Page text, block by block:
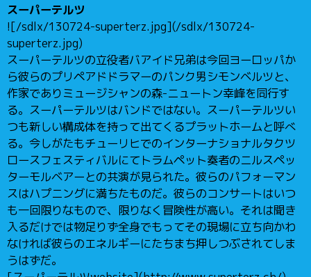
スーパーテルツ
![/sdlx/130724-superterz.jpg](/sdlx/130724-
superterz.jpg)
スーパーテルツの立役者バアイド兄弟は今回ヨーロッパか
ら彼らのプリペアドドラマーのパンク男シモンベルツと、
作家でありミュージシャンの森-ニュートン幸峰を同行す
る。スーパーテルツはバンドではない。スーパーテルツい
つも新しい構成体を持って出てくるプラットホームと呼べ
る。今しがたもチューリヒでのインターナショナルタクツ
ロースフェスティバルにてトラムペット奏者のニルスペッ
ターモルベアーとの共演が見られた。彼らのパフォーマン
スはハプニングに満ちたものだ。彼らのコンサートはいつ
も一回限りなもので、限りなく冒険性が高い。それは聞き
入るだけでは物足りず全身でもってその現場に立ち向かわ
なければ彼らのエネルギーにたちまち押しつぶされてしま
うはずだ。